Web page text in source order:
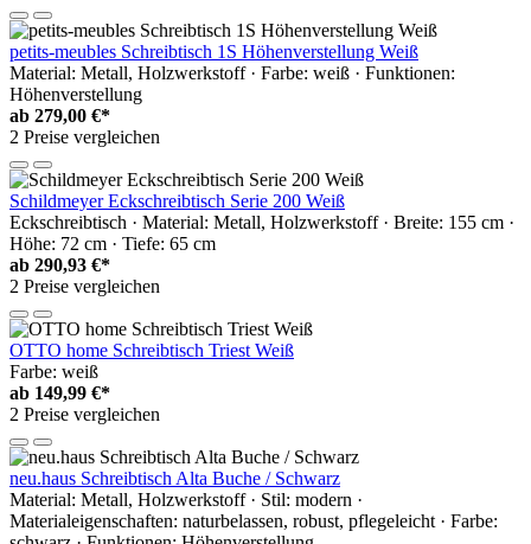
petits-meubles Schreibtisch 1S Höhenverstellung Weiß
Material: Metall, Holzwerkstoff · Farbe: weiß · Funktionen:
Höhenverstellung
ab 279,00 €*
2 Preise vergleichen
Schildmeyer Eckschreibtisch Serie 200 Weiß
Eckschreibtisch · Material: Metall, Holzwerkstoff · Breite: 155 cm ·
Höhe: 72 cm · Tiefe: 65 cm
ab 290,93 €*
2 Preise vergleichen
OTTO home Schreibtisch Triest Weiß
Farbe: weiß
ab 149,99 €*
2 Preise vergleichen
neu.haus Schreibtisch Alta Buche / Schwarz
Material: Metall, Holzwerkstoff · Stil: modern ·
Materialeigenschaften: naturbelassen, robust, pflegeleicht · Farbe: